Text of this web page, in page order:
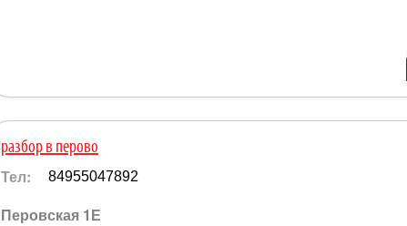
разбор в перово
Тел: 84955047892
Перовская 1Е